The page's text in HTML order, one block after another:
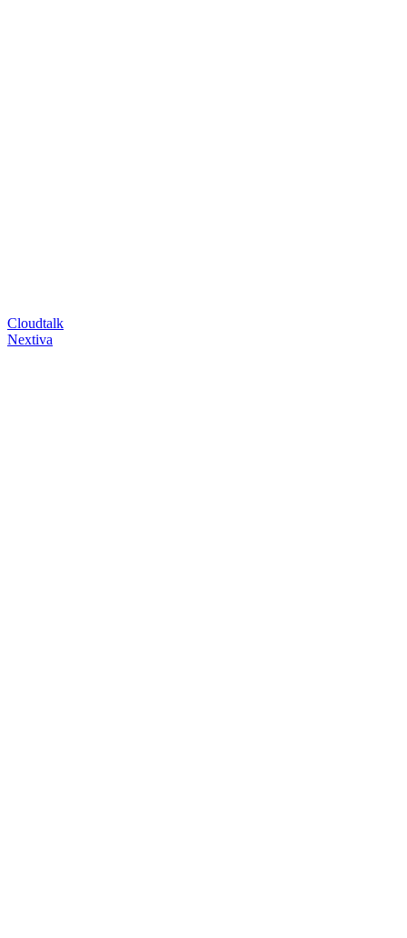
Cloudtalk
Nextiva